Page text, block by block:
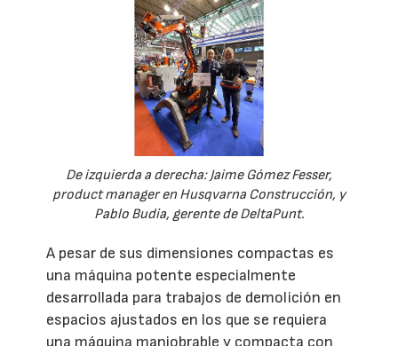
De izquierda a derecha: Jaime Gómez Fesser,
product manager en Husqvarna Construcción, y
Pablo Budia, gerente de DeltaPunt.
A pesar de sus dimensiones compactas es
una máquina potente especialmente
desarrollada para trabajos de demolición en
espacios ajustados en los que se requiera